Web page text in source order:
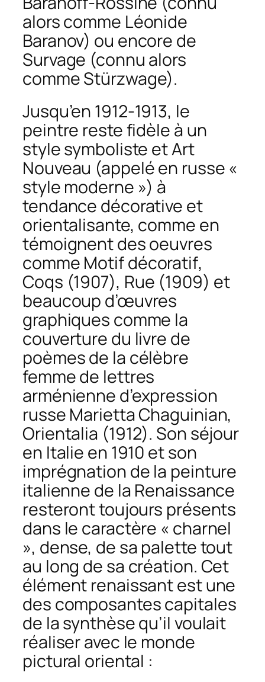
alors comme Léonide
Baranov) ou encore de
Survage (connu alors
comme Stürzwage).
Jusqu’en 1912-1913, le
peintre reste fidèle à un
style symboliste et Art
Nouveau (appelé en russe «
style moderne ») à
tendance décorative et
orientalisante, comme en
témoignent des oeuvres
comme Motif décoratif,
Coqs (1907), Rue (1909) et
beaucoup d’œuvres
graphiques comme la
couverture du livre de
poèmes de la célèbre
femme de lettres
arménienne d’expression
russe Marietta Chaguinian,
Orientalia (1912). Son séjour
en Italie en 1910 et son
imprégnation de la peinture
italienne de la Renaissance
resteront toujours présents
dans le caractère « charnel
», dense, de sa palette tout
au long de sa création. Cet
élément renaissant est une
des composantes capitales
de la synthèse qu’il voulait
réaliser avec le monde
pictural oriental :